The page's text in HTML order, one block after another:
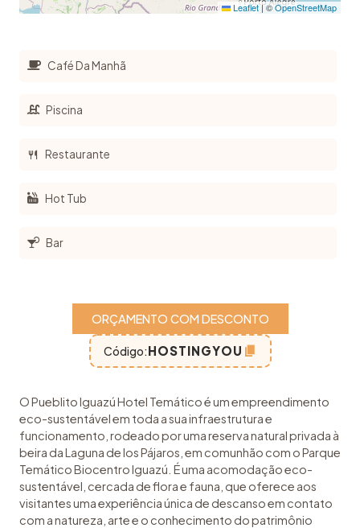
Leaflet |©OpenStreetMap
Café Da Manhã
Piscina
Restaurante
Hot Tub
Bar
ORÇAMENTO COM DESCONTO
Código:HOSTINGYOU
O Pueblito Iguazú Hotel Temático é um empreendimento
eco-sustentável em toda a sua infraestrutura e
funcionamento, rodeado por uma reserva natural privada à
beira da Laguna de los Pájaros, em comunhão com o Parque
Temático Biocentro Iguazú. É uma acomodação eco-
sustentável, cercada de flora e fauna, que oferece aos
visitantes uma experiência única de descanso em contato
com a natureza, arte e o conhecimento do patrimônio